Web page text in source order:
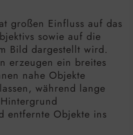
großen Einfluss auf das
sowie auf die
Bild dargestellt wird.
erzeugen ein breites
nahe Objekte
während lange
entfernte Objekte ins